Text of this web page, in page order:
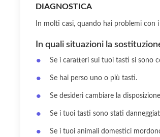
DIAGNOSTICA
In molti casi, quando hai problemi con
In quali situazioni la
Se i caratteri sui tuoi tasti si sono
Se hai perso uno o più tasti.
Se desideri cambiare la
Se i tuoi tasti sono stati
Se i tuoi animali domestici